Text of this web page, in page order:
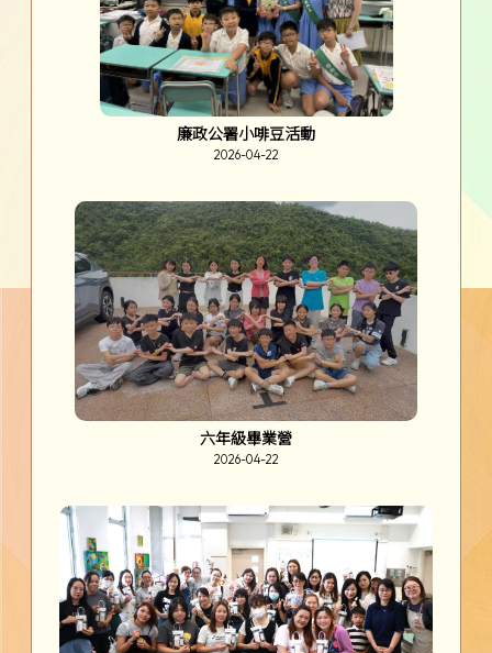
廉政公署小啡豆活動
2026-04-22
六年級畢業營
2026-04-22